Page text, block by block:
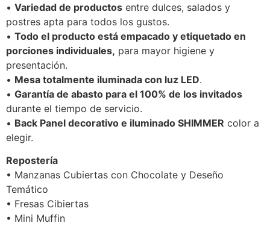
• Variedad de productos entre dulces, salados y
postres apta para todos los gustos.
• Todo el producto está empacado y etiquetado en
porciones individuales, para mayor higiene y
presentación.
• Mesa totalmente iluminada con luz LED.
• Garantía de abasto para el 100% de los invitados
durante el tiempo de servicio.
• Back Panel decorativo e iluminado SHIMMER color a
elegir.
Repostería
• Manzanas Cubiertas con Chocolate y Deseño
Temático
• Fresas Cibiertas
• Mini Muffin